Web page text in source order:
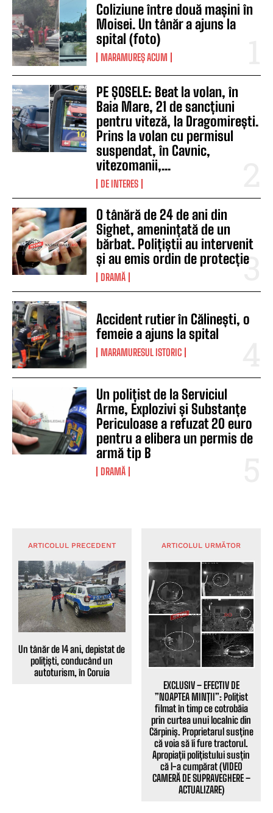
Coliziune între două mașini în
Moisei. Un tânăr a ajuns la
spital (foto)
MARAMUREȘ ACUM
PE ȘOSELE: Beat la volan, în
Baia Mare, 21 de sancțiuni
pentru viteză, la Dragomirești.
Prins la volan cu permisul
suspendat, în Cavnic,
vitezomanii,...
DE INTERES
O tânără de 24 de ani din
Sighet, amenințată de un
bărbat. Polițiștii au intervenit
și au emis ordin de protecție
DRAMĂ
Accident rutier în Călinești, o
femeie a ajuns la spital
MARAMURESUL ISTORIC
Un polițist de la Serviciul
Arme, Explozivi și Substanțe
Periculoase a refuzat 20 euro
pentru a elibera un permis de
armă tip B
DRAMĂ
ARTICOLUL PRECEDENT
Un tânăr de 14 ani, depistat de
polițiști, conducând un
autoturism, în Coruia
ARTICOLUL URMĂTOR
EXCLUSIV – EFECTIV DE
”NOAPTEA MINȚII”: Polițist
filmat în timp ce cotrobăia
prin curtea unui localnic din
Cărpiniș. Proprietarul susține
că voia să îi fure tractorul.
Apropiații polițistului susțin
că l-a cumpărat (VIDEO
CAMERĂ DE SUPRAVEGHERE –
ACTUALIZARE)